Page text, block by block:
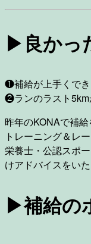
▶︎良かっ
❶補給が上手くでき
❷ランのラスト5km
昨年のKONAで補
トレーニング＆レ
栄養士・公認スポ
けアドバイスをいた
▶︎補給の